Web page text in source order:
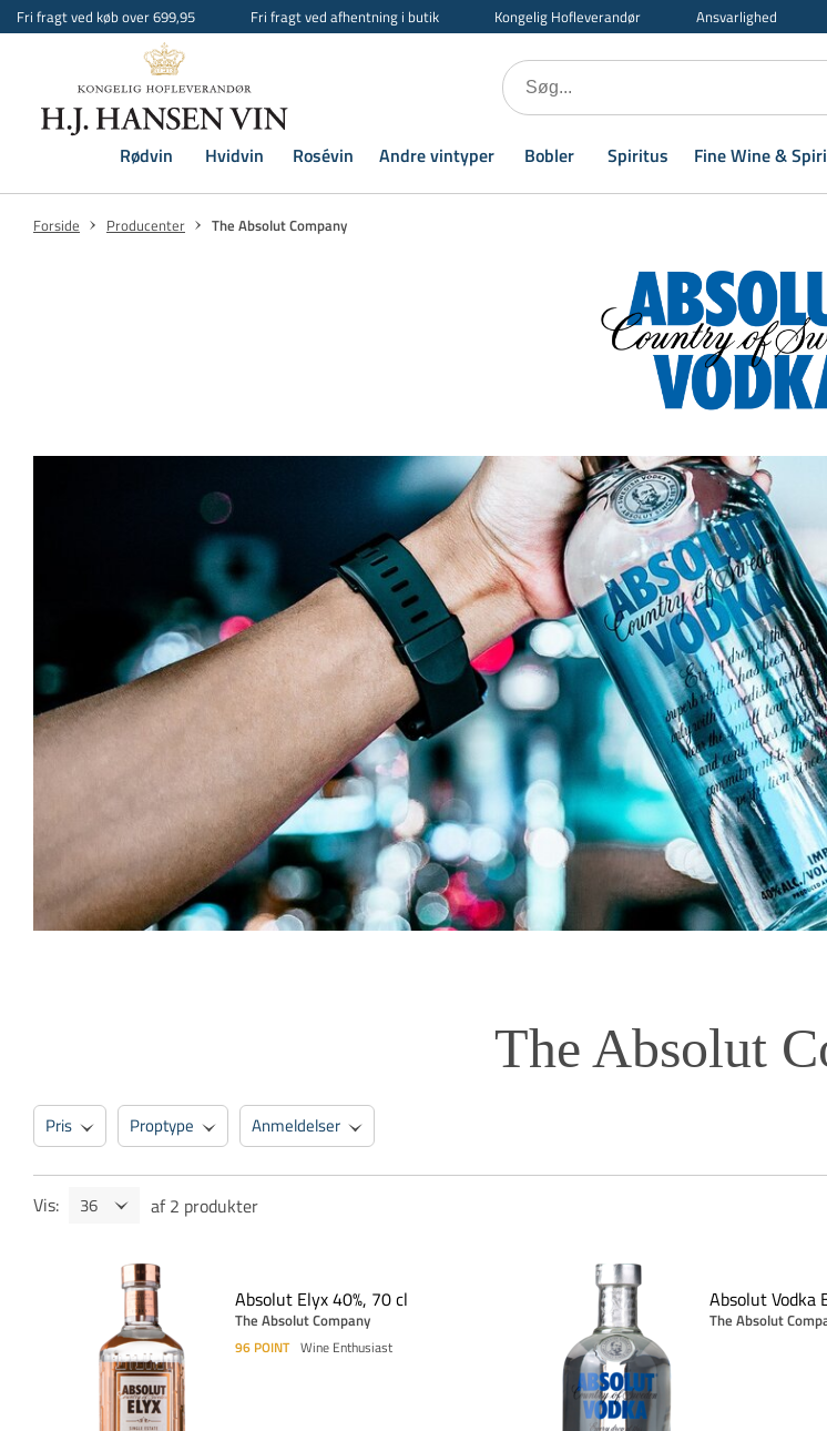
Fri fragt ved køb over 699,95 Fri fragt ved afhentning i butik Kongelig Hofleverandør Ansvarlighed
Rødvin Hvidvin Rosévin Andre vintyper Bobler Spiritus Fine Wine &
Forside Producenter The Absolut Company
The Absolut
Pris Proptype Anmeldelser
Vis: af 2 produkter
Absolut Elyx 40%, 70 cl
The Absolut Company
96 POINT Wine Enthusiast
Absolut Vodka
The Absolut